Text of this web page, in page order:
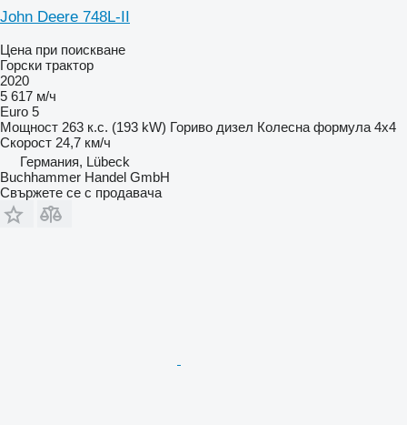
John Deere 748L-II
Цена при поискване
Горски трактор
2020
5 617 м/ч
Euro 5
Мощност 263 к.с. (193 kW) Гориво дизел Колесна формула 4x4
Скорост 24,7 км/ч
Германия, Lübeck
Buchhammer Handel GmbH
Свържете се с продавача